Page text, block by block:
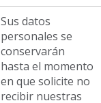
Sus datos
personales se
conservarán
hasta el momento
en que solicite no
recibir nuestras